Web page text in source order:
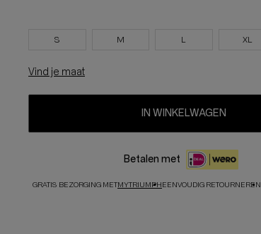
S M L XL
Vind je maat
IN WINKELWAGEN
Betalen met
GRATIS BEZORGING METMYTRIUMPHEENVOUDIG RETOURNEREN